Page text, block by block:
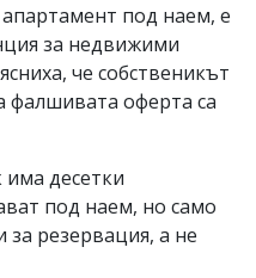
под наем, е
за недвижими
че собственикът
фалшивата оферта са
десетки
под наем, но само
резервация, а не